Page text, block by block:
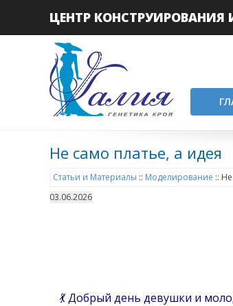
ЦЕНТР
Не само платье, а идея
Статьи и Материалы :: Моделирование ::
03.06.2026
💃 Добрый день девушки и